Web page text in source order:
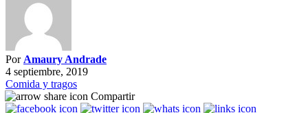
Por Amaury Andrade
4 septiembre, 2019
Comida y tragos
Compartir